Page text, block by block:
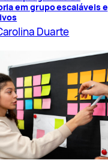
em grupo escaláveis e
Duarte